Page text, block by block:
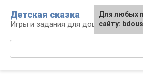
контенту
Детская сказка
Игры и задания для дошкольников
Для любых
сайту: